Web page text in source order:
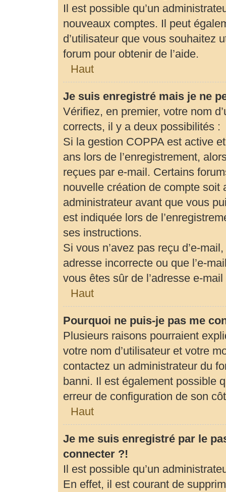
Il est possible qu’un
nouveaux comptes. Il peut
d’utilisateur que vous souhaitez
forum pour obtenir de l’aide.
Haut
Je suis enregistré mais je ne
Vérifiez, en premier, votre nom
corrects, il y a deux possibilités :
Si la gestion COPPA est active
ans lors de l’enregistrement,
reçues par e-mail. Certains
nouvelle création de compte soit
administrateur avant que vous
est indiquée lors de
ses instructions.
Si vous n’avez pas reçu d’e-
adresse incorrecte ou que l’e-
vous êtes sûr de l’adresse e-
Haut
Pourquoi ne puis-je pas me
Plusieurs raisons pourraient
votre nom d’utilisateur et votre
contactez un administrateur du
banni. Il est également possible
erreur de configuration de son
Haut
Je me suis enregistré par le
connecter ?!
Il est possible qu’un
En effet, il est courant de